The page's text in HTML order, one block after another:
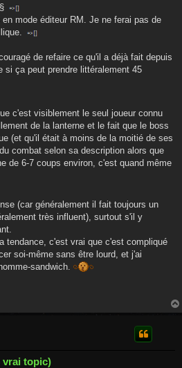
mode éditeur RM. Je ne ferai pas de
de refaire ce qu'il a déjà fait depuis
si ça peut prendre littéralement 45
c'est visiblement le seul joueur connu
de la lanterne et le fait que le boss
(et qu'il était à moins de la moitié de ses
combat selon sa description alors que
de 6-7 coups environ, c'est quand même
(car généralement il fait toujours un
très influent), surtout s'il y
tendance, c'est vrai que c'est compliqué
soi-même sans être lourd, et j'ai
sandwich.
vrai topic)